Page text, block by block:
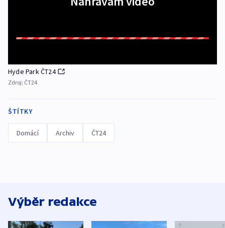
Hyde Park ČT24
Zdroj: ČT24
ŠTÍTKY
Domácí Archiv ČT24
Výběr redakce